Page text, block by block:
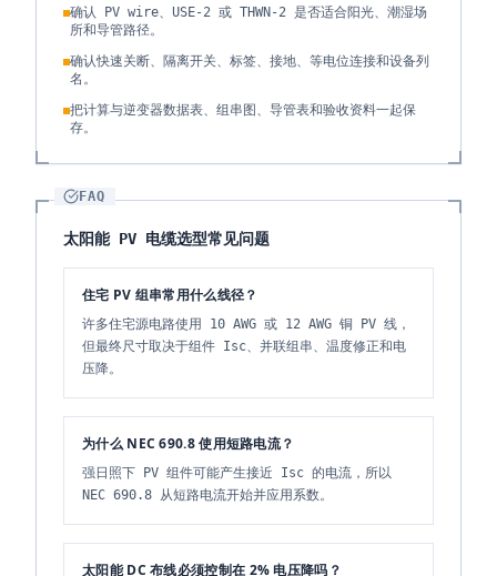
确认 PV wire、USE-2 或 THWN-2 是否适合阳光、潮湿场
所和导管路径。
确认快速关断、隔离开关、标签、接地、等电位连接和设备列
名。
把计算与逆变器数据表、组串图、导管表和验收资料一起保
存。
FAQ
太阳能 PV 电缆选型常见问题
住宅 PV 组串常用什么线径？
许多住宅源电路使用 10 AWG 或 12 AWG 铜 PV 线，
但最终尺寸取决于组件 Isc、并联组串、温度修正和电
压降。
为什么 NEC 690.8 使用短路电流？
强日照下 PV 组件可能产生接近 Isc 的电流，所以
NEC 690.8 从短路电流开始并应用系数。
太阳能 DC 布线必须控制在 2% 电压降吗？